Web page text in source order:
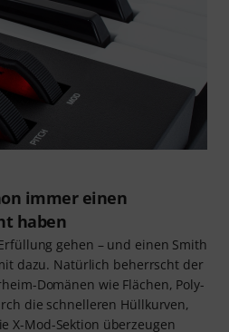
immer einen
haben
gehen – und einen Smith
dazu. Natürlich beherrscht der
Domänen wie Flächen, Poly-
die schnelleren Hüllkurven,
X-Mod-Sektion überzeugen